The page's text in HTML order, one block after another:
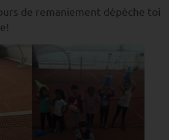
de remaniement dépêche toi